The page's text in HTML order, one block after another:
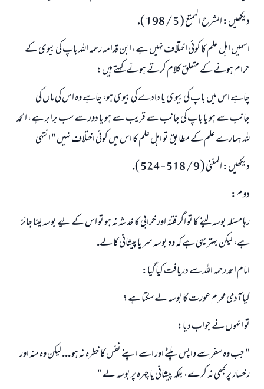
ديكھيں: الشرح الممتع ( 5 / 198 ).
اسميں اہل علم كا كوئى اختلاف نہيں ہے، ابن قدامہ رحمہ اللہ باپ كى بيوى كے
حرام ہونے كے متعلق كلام كرتے ہوئے كہتے ہيں:
چاہے اس ميں باپ كى بيوى يا دادے كى بيوى ہو، چاہے وہ اس كى ماں كى
جانب سے ہو يا باپ كى جانب سے قريب سے ہو يا دور سے سب برابر ہے، الحمد
للہ ہمارے علم كے مطابق تو اہل علم كا اس ميں كوئى اختلاف نہيں " انتہى
ديكھيں: المغنى ( 9 / 518 - 524 ).
دوم:
رہا مسئلہ بوسہ لينے كا تو اگر فتنہ اور خرابى كا خدشہ نہ ہو تو اس كے ليے بوسہ لينا جائز
ہے، ليكن بہتر يہى ہے كہ وہ بوسہ سر يا پيشانى كا لے.
امام احمد رحمہ اللہ سے دريافت كيا گيا:
كيا آدمى محرم عورت كا بوسہ لے سكتا ہے ؟
تو انہوں نے جواب ديا:
" جب وہ سفر سے واپس پلٹے اور اسے اپنے نفس كا خطرہ نہ ہو ... ليكن وہ منہ اور
رخسار پر كبھى نہ كرے، بلكہ پيشانى يا چہرہ پر بوسہ لے "